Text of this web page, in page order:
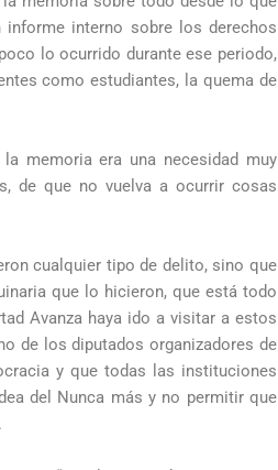
interno sobre los derechos
lo ocurrido durante ese periodo,
como estudiantes, la quema de
memoria era una necesidad muy
de que no vuelva a ocurrir cosas
cualquier tipo de delito, sino que
que lo hicieron, que está todo
Avanza haya ido a visitar a estos
de los diputados organizadores de
y que todas las instituciones
del Nunca más y no permitir que